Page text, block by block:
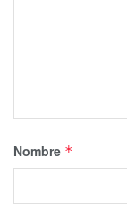
Nombre *